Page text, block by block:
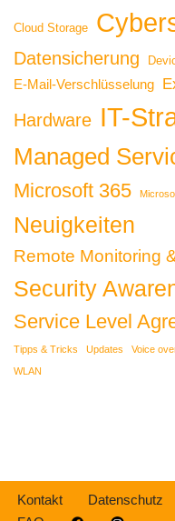
Cloud Storage
Datensicherung
E-Mail-Verschlüsselung
Hardware IT-
Managed
Microsoft 365
Neuigkeiten
Remote Monitoring
Security
Service Level
Tipps & Tricks Updates Voice
WLAN
Kontakt Datenschutz